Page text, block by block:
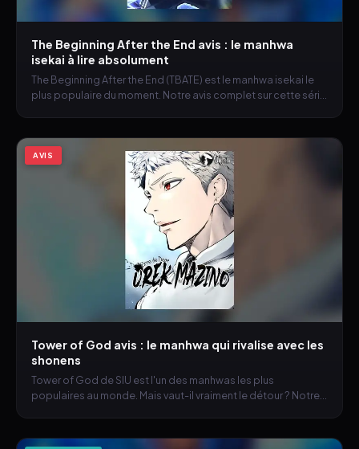
The Beginning After the End avis : le manhwa
isekai à lire absolument
The Beginning After the End (TBATE) est le manhwa isekai le
plus populaire du moment. Notre avis complet sur cette série
AVIS
Tower of God avis : le manhwa qui rivalise avec les
shonens
Tower of God de SIU est l'un des manhwas les plus
populaires au monde. Mais vaut-il vraiment le détour ? Notre